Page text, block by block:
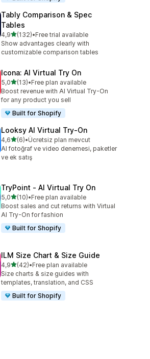
Tably Comparison & Spec
Tables
4,95 yıldız üzerinden
(132)
toplam 132 değerlendirme
•Free trial available
Show advantages clearly with
customizable comparison tables
Icona: AI Virtual Try On
5,05 yıldız üzerinden
(13)
toplam 13 değerlendirme
•Free plan available
Boost revenue with AI Virtual Try-On
for any product you sell
Built for Shopify
Looksy AI Virtual Try‑On
4,65 yıldız üzerinden
(6)
toplam 6 değerlendirme
•Ücretsiz plan mevcut
AI fotoğraf ve video denemesi, paketler
ve ek satış
TryPoint ‑ AI Virtual Try On
5,05 yıldız üzerinden
(10)
toplam 10 değerlendirme
•Free plan available
Boost sales and cut returns with Virtual
AI Try-On for fashion
Built for Shopify
ILM Size Chart & Size Guide
4,95 yıldız üzerinden
(42)
toplam 42 değerlendirme
•Free plan available
Size charts & size guides with
templates, translation, and CSS
Built for Shopify